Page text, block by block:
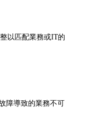
以匹配業務或IT的
障導致的業務不可